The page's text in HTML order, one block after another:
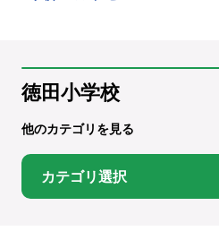
徳田小学校
他のカテゴリを見る
カテゴリ選択